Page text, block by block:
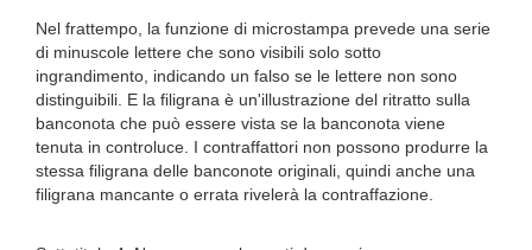
Nel frattempo, la funzione di microstampa prevede una serie
di minuscole lettere che sono visibili solo sotto
ingrandimento, indicando un falso se le lettere non sono
distinguibili. E la filigrana è un'illustrazione del ritratto sulla
banconota che può essere vista se la banconota viene
tenuta in controluce. I contraffattori non possono produrre la
stessa filigrana delle banconote originali, quindi anche una
filigrana mancante o errata rivelerà la contraffazione.